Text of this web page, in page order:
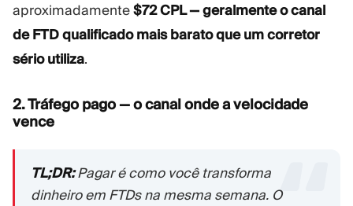
aproximadamente$72 CPL — geralmente o canal
de FTD qualificado mais barato que um corretor
sério utiliza.
2. Tráfego pago — o canal onde a velocidade
vence
TL;DR:Pagar é como você transforma
dinheiro em FTDs na mesma semana. O